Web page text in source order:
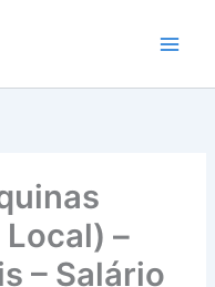
–
– Salário